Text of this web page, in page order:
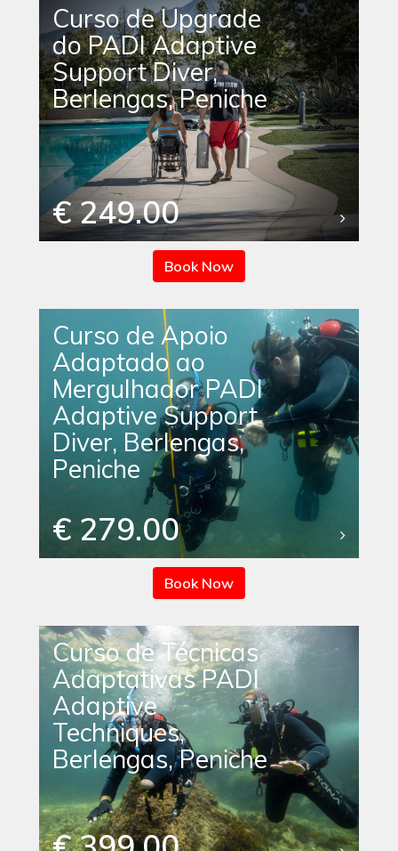
Curso de Upgrade
do PADI Adaptive
Support Diver,
Berlengas, Peniche
€ 249.00
Book Now
Curso de Apoio
Adaptado ao
Mergulhador PADI
Adaptive Support
Diver, Berlengas,
Peniche
€ 279.00
Book Now
Curso de Técnicas
Adaptativas PADI
Adaptive
Techniques,
Berlengas, Peniche